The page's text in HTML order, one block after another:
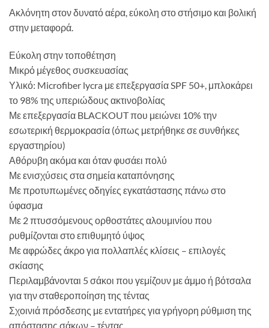
Ακλόνητη στον δυνατό αέρα, εύκολη στο στήσιμο και βολική
στην μεταφορά.
Εύκολη στην τοποθέτηση
Μικρό μέγεθος συσκευασίας
Υλικό: Microfiber lycra με επεξεργασία SPF 50+, μπλοκάρει
το 98% της υπεριώδους ακτινοβολίας
Με επεξεργασία BLACKOUT που μειώνει 10% την
εσωτερική θερμοκρασία (όπως μετρήθηκε σε συνθήκες
εργαστηρίου)
Αθόρυβη ακόμα και όταν φυσάει πολύ
Με ενισχύσεις στα σημεία καταπόνησης
Με προτυπωμένες οδηγίες εγκατάστασης πάνω στο
ύφασμα
Με 2 πτυσσόμενους ορθοστάτες αλουμινίου που
ρυθμίζονται στο επιθυμητό ύψος
Με αφρώδες άκρο για πολλαπλές κλίσεις – επιλογές
σκίασης
Περιλαμβάνονται 5 σάκοι που γεμίζουν με άμμο ή βότσαλα
για την σταθεροποίηση της τέντας
Σχοινιά πρόσδεσης με εντατήρες για γρήγορη ρύθμιση της
απόστασης σάκων – τέντας.